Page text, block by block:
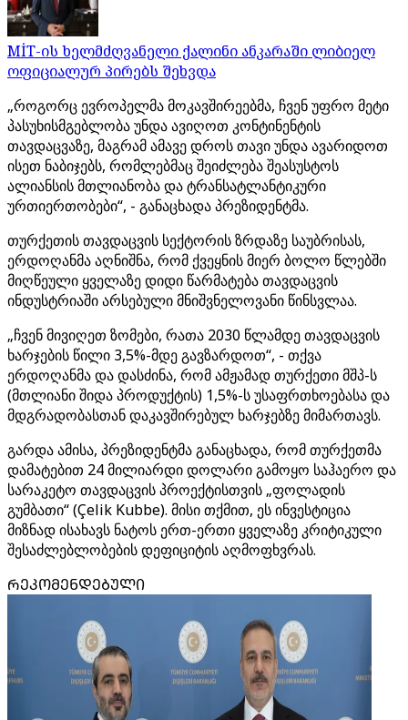
MİT-ის ხელმძღვანელი ქალინი ანკარაში ლიბიელ
ოფიციალურ პირებს შეხვდა
„როგორც ევროპელმა მოკავშირეებმა, ჩვენ უფრო მეტი
პასუხისმგებლობა უნდა ავიღოთ კონტინენტის
თავდაცვაზე, მაგრამ ამავე დროს თავი უნდა ავარიდოთ
ისეთ ნაბიჯებს, რომლებმაც შეიძლება შეასუსტოს
ალიანსის მთლიანობა და ტრანსატლანტიკური
ურთიერთობები“, - განაცხადა პრეზიდენტმა.
თურქეთის თავდაცვის სექტორის ზრდაზე საუბრისას,
ერდოღანმა აღნიშნა, რომ ქვეყნის მიერ ბოლო წლებში
მიღწეული ყველაზე დიდი წარმატება თავდაცვის
ინდუსტრიაში არსებული მნიშვნელოვანი წინსვლაა.
„ჩვენ მივიღეთ ზომები, რათა 2030 წლამდე თავდაცვის
ხარჯების წილი 3,5%-მდე გავზარდოთ“, - თქვა
ერდოღანმა და დასძინა, რომ ამჟამად თურქეთი მშპ-ს
(მთლიანი შიდა პროდუქტის) 1,5%-ს უსაფრთხოებასა და
მდგრადობასთან დაკავშირებულ ხარჯებზე მიმართავს.
გარდა ამისა, პრეზიდენტმა განაცხადა, რომ თურქეთმა
დამატებით 24 მილიარდი დოლარი გამოყო საჰაერო და
სარაკეტო თავდაცვის პროექტისთვის „ფოლადის
გუმბათი“ (Çelik Kubbe). მისი თქმით, ეს ინვესტიცია
მიზნად ისახავს ნატოს ერთ-ერთი ყველაზე კრიტიკული
შესაძლებლობების დეფიციტის აღმოფხვრას.
ᲠᲔᲙᲝᲛᲔᲜᲓᲔᲑᲣᲚᲘ